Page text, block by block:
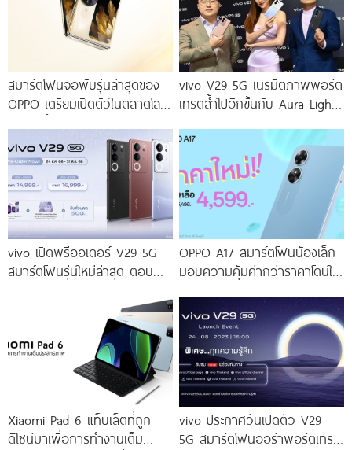
สมาร์ตโฟนจอพับรุ่นล่าสุดของ
OPPO เตรียมเปิดตัวในตลาดโลก
vivo V29 5G เนรมิตภาพพอร์ต
เทรตล้ำไปอีกขั้นกับ Aura Light
โดดเด่นด้วยสุนทรียศาสตร์แห่ง
vivo เปิดพรีออเดอร์ V29 5G
สมาร์ตโฟนรุ่นใหม่ล่าสุด ตอบ
ราคาเริ่มต้นเพียง 14,999 บาท
จัดเต็มกับโปรโมชันพิเศษก่อนใคร
OPPO A17 สมาร์ตโฟนน้องเล็ก
มอบความคุ้มค่ากว่าราคาโดนใจ
ราคาใหม่เพียง 4,599 บาท
เท่านั้น!
Xiaomi Pad 6 แท็บเล็ตที่ถูก
ดีไซน์มาเพื่อการทำงานเต็ม
vivo ประกาศวันเปิดตัว V29
5G สมาร์ตโฟนออร่าพอร์ตเทร